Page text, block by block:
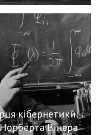
кібернетики:
Вінера